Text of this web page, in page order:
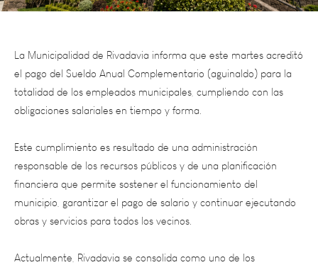
La Municipalidad de Rivadavia informa que este martes acreditó
el pago del Sueldo Anual Complementario (aguinaldo) para la
totalidad de los empleados municipales, cumpliendo con las
obligaciones salariales en tiempo y forma.
Este cumplimiento es resultado de una administración
responsable de los recursos públicos y de una planificación
financiera que permite sostener el funcionamiento del
municipio, garantizar el pago de salario y continuar ejecutando
obras y servicios para todos los vecinos.
Actualmente, Rivadavia se consolida como uno de los
municipios con mayor estabilidad financiera de Mendoza.